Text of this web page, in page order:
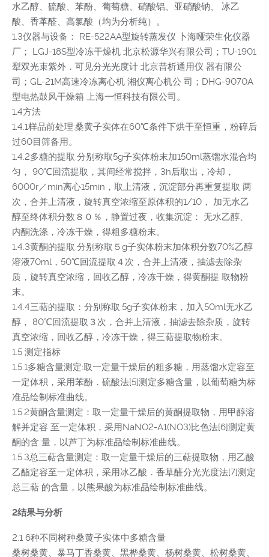
水乙醇、硫酸、苯酚、葡萄糖、硝酸铝、亚硝酸钠、 冰乙
酸、香革醛、高氯酸（均为分析纯）。
1.3仪器与设备： RE-522AA型旋转蒸发仪 卜海哑荣生化仪器
厂； LGJ-18S型冷冻干燥机 北京松源华兴有限公司；TU-1901
犁双光束紫外．可见分光光度计 北京昔析通用仪 器有限公
司；GL-21M高速冷冻离心机 湘仪离心机公 司；DHG-9070A
型电热鼓风干燥箱 上海一恒科技有限公司。
1.4方法
1.4.1样品前处理:桑黄子实体在60℃条件下烘干至恒重，粉碎后
过60目筛备用。
1.4.2多糖的提取:分别称取5g子实体粉末加150ml蒸馏水混合均
匀， 90℃回流提取，其间经常搅拌，3h后取出，冷却，
6000r／min离心15min，取上清液，沉淀部分再重复提取 两
次，合并上清液，旋转真空浓缩至原体积的1/10， 加无水乙
醇至终体积分数８０％，静置过夜，收集沉淀： 无水乙醇、
内酮洗涤，冷冻干燥，得粗多糖粉末。
1.4.3黄酮的提取:分别称取５g子实体粉末加体积分数70%乙醇
溶液70ml，50℃回流提取４次，合并上清液，抽滤去除杂
质，旋转真空浓缩，回收乙醇，冷冻干燥，得黄酮提 取物粉
末。
1.4.4三萜的提取：分别称取:5g子实体粉末，加入50ml无水乙
醇， 80℃回流提取３次，合并上清液，抽滤去除杂质，旋转
真空浓缩，回收乙醇，冷冻干燥，得三萜提取物粉末。
1.5 测定指标
1.5.1多糖含量测定:取一定量干燥后的粗多糖，用蒸馏水定容至
一定体积，采用苯酚．硫酸法[5]测定多糖含量，以葡萄糖为标
准品绘制标准曲线。
1.5.2黄酮含量测定：取一定量干燥后的黄酮提取物，用甲醇溶
解并定容 至一定体积，采用NaNO2-A1(NO3)比色法[6]测定黄
酮的含 量，以芦丁为标准品绘制标准曲线。
1.5.3总三萜含量测定：取一定量干燥后的三萜提取物，用乙酸
乙酯定容至一定体积，采用冰乙酸．香草醛分光光度法[7]测定
总三萜 的含量，以熊果酸为标准品绘制标准曲线。
2结果与分析
2.1 6种不同树种桑黄子实体中多糖含量
桑树桑黄、暴马丁香桑黄、黑桦桑黄、杨树桑黄、松树桑黄、